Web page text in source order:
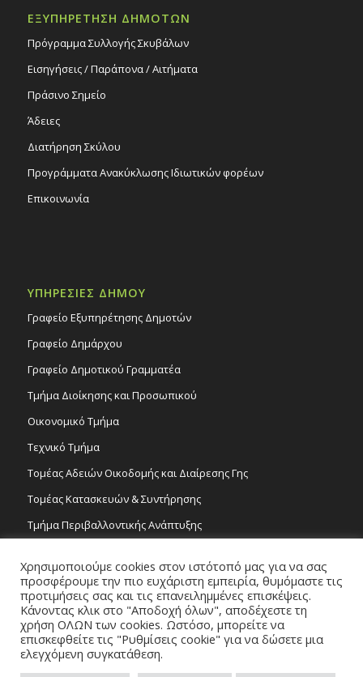
ΕΞΥΠΗΡΕΤΗΣΗ ΔΗΜΟΤΩΝ
Πρόγραμμα Συλλογής Σκυβάλων
Εισηγήσεις / Παράπονα / Αιτήματα
Πράσινο Σημείο
Άδειες
Διατήρηση Σκύλου
Προγράμματα Ανακύκλωσης Ιδιωτικών φορέων
Επικοινωνία
ΥΠΗΡΕΣΙΕΣ ΔΗΜΟΥ
Γραφείο Εξυπηρέτησης Δημοτών
Γραφείο Δημάρχου
Γραφείο Δημοτικού Γραμματέα
Τμήμα Διοίκησης και Προσωπικού
Οικονομικό Τμήμα
Τεχνικό Τμήμα
Τομέας Αδειών Οικοδομής και Διαίρεσης Γης
Τομέας Κατασκευών & Συντήρησης
Τμήμα Περιβαλλοντικής Ανάπτυξης
Τομέας Γραμμάτων και Τεχνών
Τροχονομία
Χρησιμοποιούμε cookies στον ιστότοπό μας για να σας
προσφέρουμε την πιο ευχάριστη εμπειρία, θυμόμαστε τις
προτιμήσεις σας και τις επανειλημμένες επισκέψεις.
Κάνοντας κλικ στο "Αποδοχή όλων", αποδέχεστε τη
χρήση ΟΛΩΝ των cookies. Ωστόσο, μπορείτε να
επισκεφθείτε τις "Ρυθμίσεις cookie" για να δώσετε μια
ελεγχόμενη συγκατάθεση.